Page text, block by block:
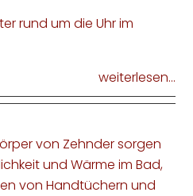
rund um die Uhr im
weiterlesen...
von Zehnder sorgen
und Wärme im Bad,
von Handtüchern und